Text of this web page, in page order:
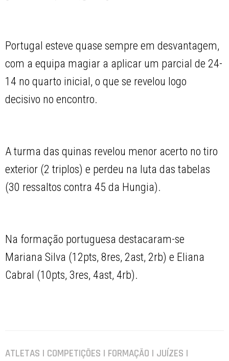
Portugal esteve quase sempre em desvantagem,
com a equipa magiar a aplicar um parcial de 24-
14 no quarto inicial, o que se revelou logo
decisivo no encontro.
A turma das quinas revelou menor acerto no tiro
exterior (2 triplos) e perdeu na luta das tabelas
(30 ressaltos contra 45 da Hungia).
Na formação portuguesa destacaram-se
Mariana Silva (12pts, 8res, 2ast, 2rb) e Eliana
Cabral (10pts, 3res, 4ast, 4rb).
ATLETAS | COMPETIÇÕES | FORMAÇÃO | JUÍZES |